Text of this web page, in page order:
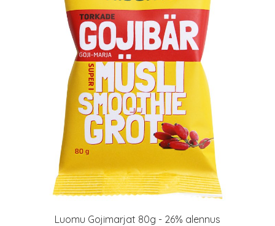
Luomu Gojimarjat 80g - 26% alennus